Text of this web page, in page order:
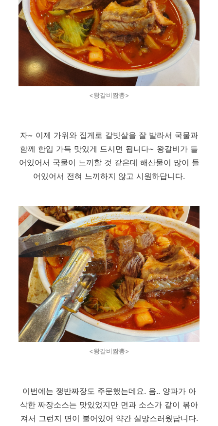
<왕갈비짬뽕>
자~ 이제 가위와 집게로 갈빗살을 잘 발라서 국물과
함께 한입 가득 맛있게 드시면 됩니다~ 왕갈비가 들
어있어서 국물이 느끼할 것 같은데 해산물이 많이 들
어있어서 전혀 느끼하지 않고 시원하답니다.
<왕갈비짬뽕>
이번에는 쟁반짜장도 주문했는데요. 음.. 양파가 아
삭한 짜장소스는 맛있었지만 면과 소스가 같이 볶아
져서 그런지 면이 불어있어 약간 실망스러웠답니다.